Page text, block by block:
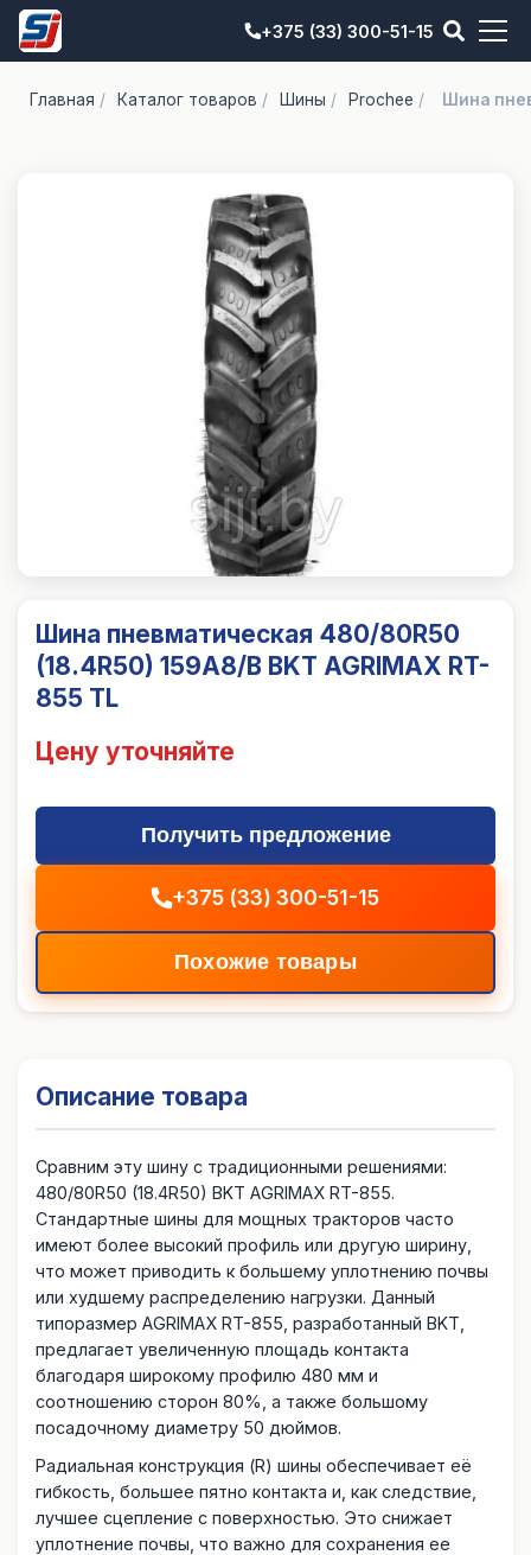
+375 (33) 300-51-15
Главная / Каталог товаров / Шины / Prochee / Шина
Шина пневматическая 480/80R50
(18.4R50) 159A8/B BKT AGRIMAX RT-
855 TL
Цену уточняйте
Получить предложение
+375 (33) 300-51-15
Похожие товары
Описание товара
Сравним эту шину с традиционными решениями:
480/80R50 (18.4R50) BKT AGRIMAX RT-855.
Стандартные шины для мощных тракторов часто
имеют более высокий профиль или другую ширину,
что может приводить к большему уплотнению почвы
или худшему распределению нагрузки. Данный
типоразмер AGRIMAX RT-855, разработанный BKT,
предлагает увеличенную площадь контакта
благодаря широкому профилю 480 мм и
соотношению сторон 80%, а также большому
посадочному диаметру 50 дюймов.
Радиальная конструкция (R) шины обеспечивает её
гибкость, большее пятно контакта и, как следствие,
лучшее сцепление с поверхностью. Это снижает
уплотнение почвы, что важно для сохранения ее